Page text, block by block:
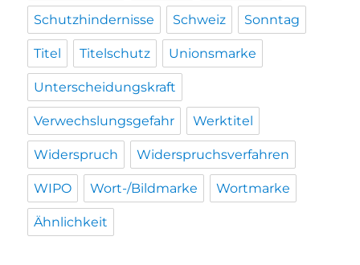
Schutzhindernisse Schweiz Sonntag
Titel Titelschutz Unionsmarke
Unterscheidungskraft
Verwechslungsgefahr Werktitel
Widerspruch Widerspruchsverfahren
WIPO Wort-/Bildmarke Wortmarke
Ähnlichkeit